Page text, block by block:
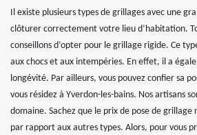
Il existe plusieurs types de grillages avec une
clôturer correctement votre lieu d’habitation.
conseillons d’opter pour le grillage rigide. Ce
aux chocs et aux intempéries. En effet, il a
longévité. Par ailleurs, vous pouvez confier sa
vous résidez à Yverdon-les-bains. Nos artisans
domaine. Sachez que le prix de pose de
par rapport aux autres types. Alors, pour vous